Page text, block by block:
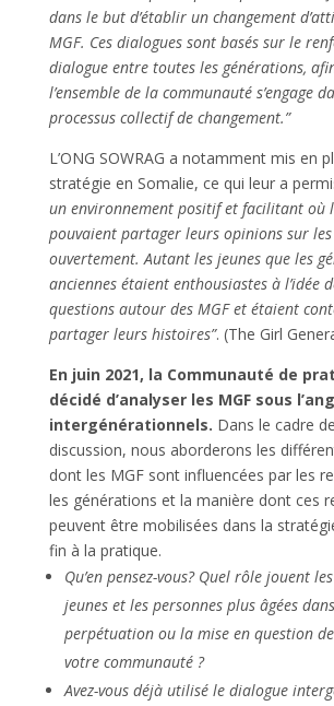
dans le but d’établir un changement
MGF. Ces dialogues sont basés sur le
dialogue entre toutes les générations,
l’ensemble de la communauté s’engage
processus collectif de changement.”
L’ONG SOWRAG a notamment mis en
stratégie en Somalie, ce qui leur a
un environnement positif et facilitant où
pouvaient partager leurs opinions sur les
ouvertement. Autant les jeunes que les
anciennes étaient enthousiastes à l’idée
questions autour des MGF et étaient
partager leurs histoires”. (The Girl
En juin 2021, la Communauté de
décidé d’analyser les MGF sous
intergénérationnels. Dans le cadre
discussion, nous aborderons les
dont les MGF sont influencées par les
les générations et la manière dont ces
peuvent être mobilisées dans la
fin à la pratique.
Qu’en pensez-vous? Quel rôle jouent
jeunes et les personnes plus âgées
perpétuation ou la mise en question
votre communauté ?
Avez-vous déjà utilisé le dialogue